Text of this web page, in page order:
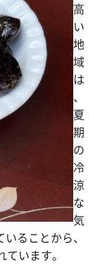
高
い
地
域
は
、
夏
期
の
冷
涼
な
気
ることから、
います。